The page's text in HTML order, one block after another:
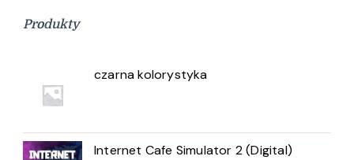
Produkty
czarna kolorystyka
Internet Cafe Simulator 2 (Digital)